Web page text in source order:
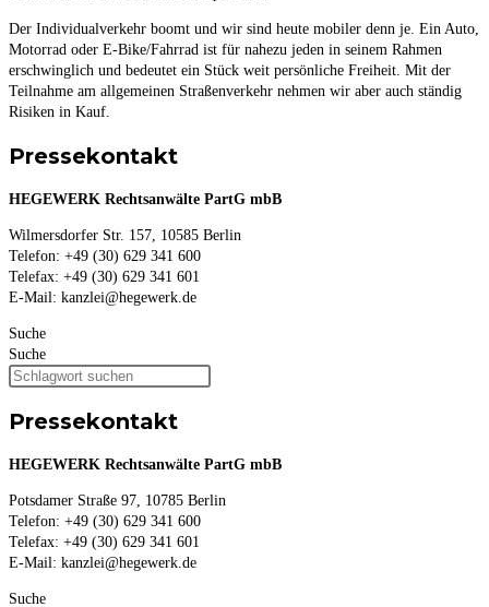
Der Individualverkehr boomt und wir sind heute mobiler denn je. Ein Auto,
Motorrad oder E-Bike/Fahrrad ist für nahezu jeden in seinem Rahmen
erschwinglich und bedeutet ein Stück weit persönliche Freiheit. Mit der
Teilnahme am allgemeinen Straßenverkehr nehmen wir aber auch ständig
Risiken in Kauf.
Pressekontakt
HEGEWERK Rechtsanwälte PartG mbB
Wilmersdorfer Str. 157, 10585 Berlin
Telefon: +49 (30) 629 341 600
Telefax: +49 (30) 629 341 601
E-Mail: kanzlei@hegewerk.de
Suche
Suche
Pressekontakt
HEGEWERK Rechtsanwälte PartG mbB
Potsdamer Straße 97, 10785 Berlin
Telefon: +49 (30) 629 341 600
Telefax: +49 (30) 629 341 601
E-Mail: kanzlei@hegewerk.de
Suche